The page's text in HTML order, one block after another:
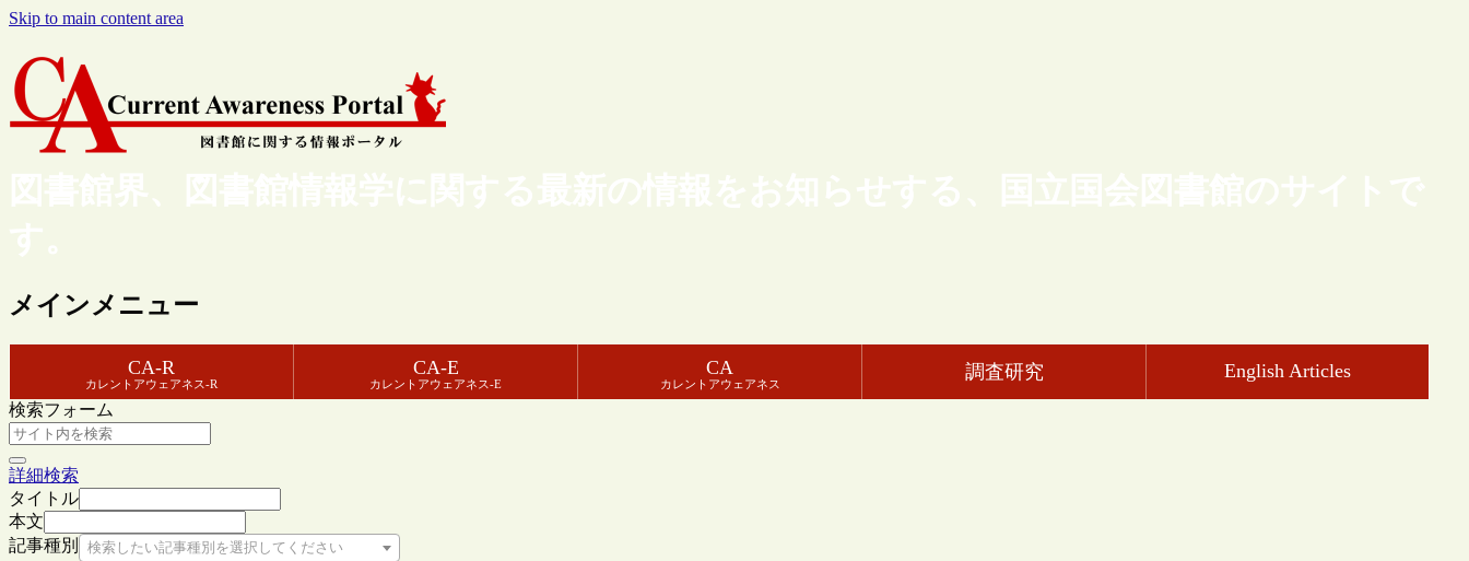
Skip to main content area
図書館界、図書館情報学に関する最新の情報をお知らせする、国立国会図書館のサイトで
す。
メインメニュー
CA-R
カレントアウェアネス-R
CA-E
カレントアウェアネス-E
CA
カレントアウェアネス
調査研究 English Articles
検索フォーム
詳細検索
タイトル
本文
記事種別
検索したい記事種別を選択してください